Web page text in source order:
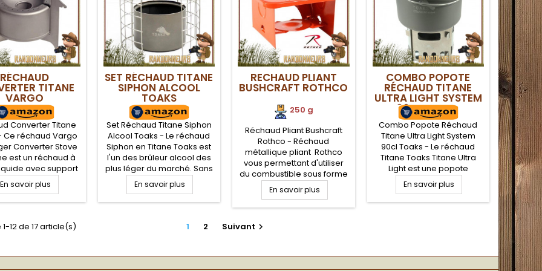
RÉCHAUD
TITANE
VARGO
Converter Titane
Ce réchaud Vargo
Converter Stove
est un réchaud à
avec support
et amovible et
le réchaud vargo
ultra light. Avec
utilisé avec du
alcool ou cubes
En savoir plus
SET RÉCHAUD TITANE
SIPHON ALCOOL
TOAKS
Set Réchaud Titane Siphon
Alcool Toaks - Le réchaud
Siphon en Titane Toaks est
l'un des brûleur alcool des
plus léger du marché. Sans
perdre en efficacité, le
réchaud alcool siphon
Titane Toaks combine
puissance. Seulement 30 ml
de 12 minutes
En savoir plus
RECHAUD PLIANT
BUSHCRAFT ROTHCO
250 g
Réchaud Pliant Bushcraft
Rothco - Réchaud
métallique pliant Rothco
vous permettant d'utiliser
du combustible sous forme
solide, gel ou avec un feu
naturel, une aide précieuse
pour votre campement.
pour le bushcraft. A
En savoir plus
COMBO POPOTE
RÉCHAUD TITANE
ULTRA LIGHT SYSTEM
90CL TOAKS
Combo Popote Réchaud
Titane Ultra Light System
90cl Toaks - Le réchaud
Titane Toaks Titane Ultra
Light est une popote
complète avec réchaud
alcool ultra léger.
Combinaison parfaite entre
En savoir plus
12 de 17 article(s) 1 2 Suivant 